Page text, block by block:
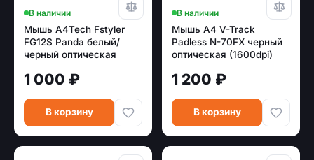
В наличии
Мышь A4Tech Fstyler
FG12S Panda белый/
черный оптическая
беспроводная USB
1 000 ₽
В корзину
В наличии
Мышь A4 V-Track
Padless N-70FX черный
оптическая (1600dpi)
1 200 ₽
В корзину